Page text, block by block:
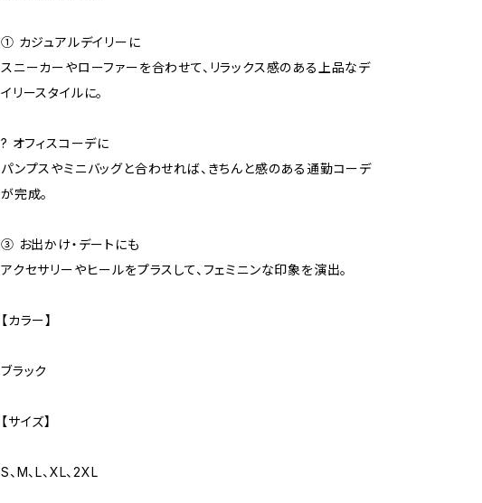
① カジュアルデイリーに
スニーカーやローファーを合わせて、リラックス感のある上品なデ
イリースタイルに。
? オフィスコーデに
パンプスやミニバッグと合わせれば、きちんと感のある通勤コーデ
が完成。
③ お出かけ・デートにも
アクセサリーやヒールをプラスして、フェミニンな印象を演出。
【カラー】
ブラック
【サイズ】
S、M、L、XL、2XL